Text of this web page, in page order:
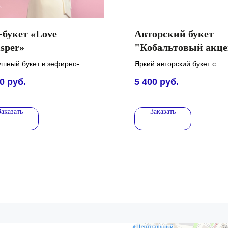
«Love
букет в зефирно-
и мягкие акценты
руб.
Авторский букет
"Кобальтовый
Яркий авторский букет с
насыщенного оттенка
эвкалиптом в глубоких
кобальтовых тонах
5 400 руб.
Заказать